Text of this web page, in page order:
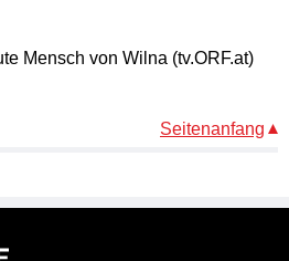
Mensch von Wilna (tv.ORF.at)
Seitenanfang